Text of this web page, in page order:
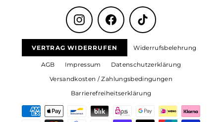
Instagram Facebook TikTok
VERTRAG WIDERRUFEN Widerrufsbelehrung
AGB Impressum
Datenschutzerklärung
Versandkosten / Zahlungsbedingungen
Barrierefreiheitserklärung